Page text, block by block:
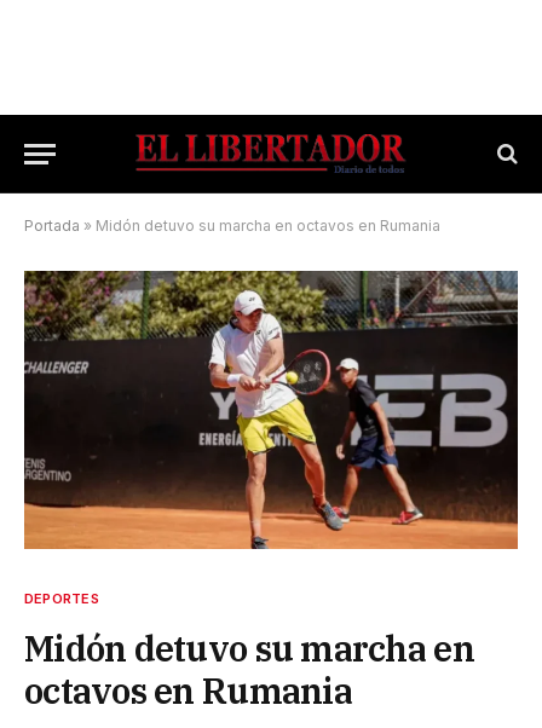
Portada » Midón detuvo su marcha en octavos en Rumania
DEPORTES
Midón detuvo su marcha en
octavos en Rumania